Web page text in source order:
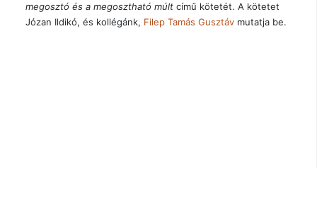
megosztó és a megosztható múltcímű kötetét. A kötetet
Józan Ildikó, és kollégánk, Filep Tamás Gusztávmutatja be.